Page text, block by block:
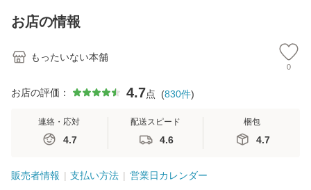
恵 藤本幸三 / 南江
堂 [単行
お店の情報
もったいない本舗
0
お店の評価： 4.7点 (830件)
連絡・応対
4.7
配送スピード
4.6
梱包
4.7
販売者情報 支払い方法 営業日カレンダー